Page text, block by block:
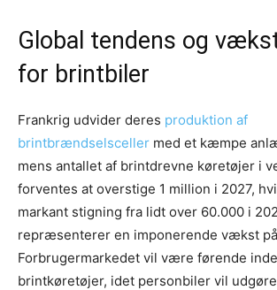
Global tendens og
for brintbiler
Frankrig udvider deres produktion af
brintbrændselsceller med et kæmpe
mens antallet af brintdrevne køretøjer i
forventes at overstige 1 million i 2027,
markant stigning fra lidt over 60.000 i
repræsenterer en imponerende vækst på
Forbrugermarkedet vil være førende
brintkøretøjer, idet personbiler vil